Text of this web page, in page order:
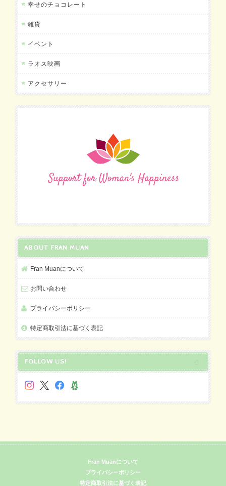
幸せのチョコレート
雑貨
イベント
ラオス映画
アクセサリー
ABOUT FRAN MUAN
Fran Muanについて
お問い合わせ
プライバシーポリシー
特定商取引法に基づく表記
FOLLOW US!
Fran Muanについて
プライバシーポリシー
特定商取引法に基づく表記